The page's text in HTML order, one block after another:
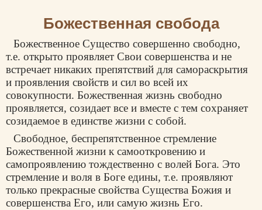
Тематическое
Семья и здоровье
Божественная свобода
Божественное Существо совершенно свободно,
т.е. открыто проявляет Свои совершенства и не
встречает никаких препятствий для самораскрытия
и проявления свойств и сил во всей их
совокупности. Божественная жизнь свободно
проявляется, созидает все и вместе с тем сохраняет
созидаемое в единстве жизни с собой.
Свободное, беспрепятственное стремление
Божественной жизни к самооткровению и
самопроявлению тождественно с волей Бога. Это
стремление и воля в Боге едины, т.е. проявляют
только прекрасные свойства Существа Божия и
совершенства Его, или самую жизнь Его.